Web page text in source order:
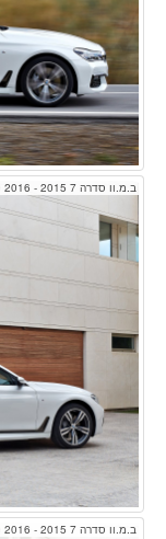
ב.מ.וו סדרה 7 2015 - 2016 סדאן - שנהב לבן - מבט מהצד
ב.מ.וו סדרה 7 2015 - 2016 סדאן - שנהב לבן - חזית אחורית